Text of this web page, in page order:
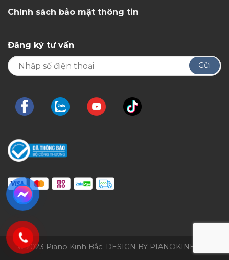
Chính sách bảo mật thông tin
Đăng ký tư vấn
© 2023 Piano Kinh Bắc. DESIGN BY PIANOKINHBAC